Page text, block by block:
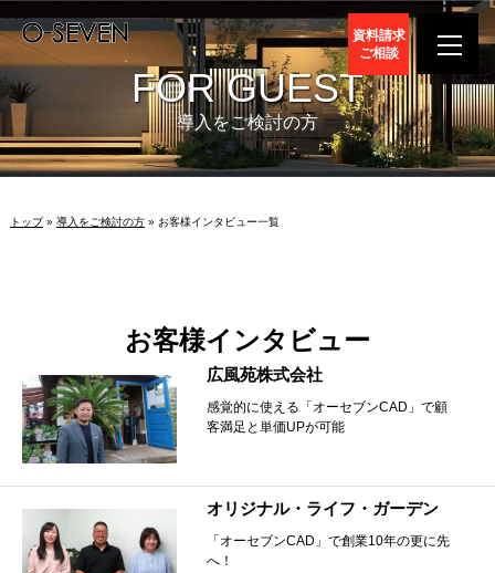
資料請求
ご相談
FOR GUEST
導入をご検討の方
トップ» 導入をご検討の方» お客様インタビュー一覧
お客様インタビュー
広風苑株式会社
感覚的に使える「オーセブンCAD」で顧
客満足と単価UPが可能
オリジナル・ライフ・ガーデン
「オーセブンCAD」で創業10年の更に先
へ！